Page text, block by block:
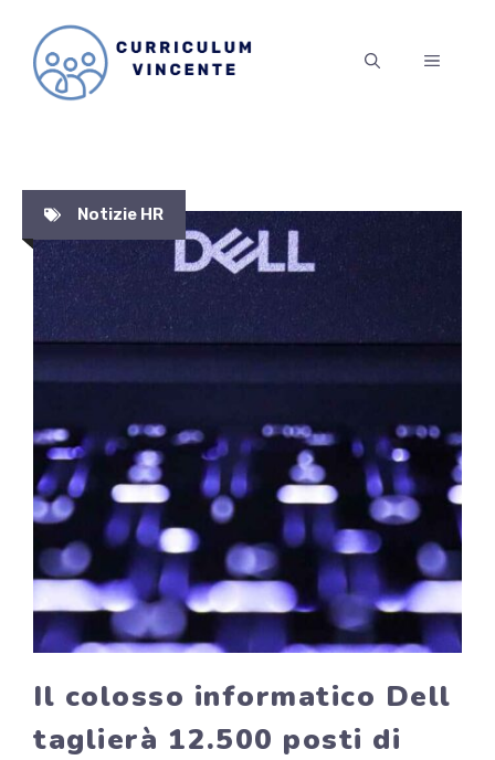
contenuto
MENU
Notizie HR
Il colosso informatico Dell
taglierà 12.500 posti di